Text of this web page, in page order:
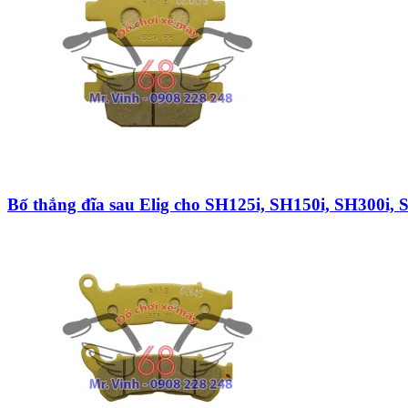
Bố thắng đĩa sau Elig cho SH125i, SH150i, SH300i,